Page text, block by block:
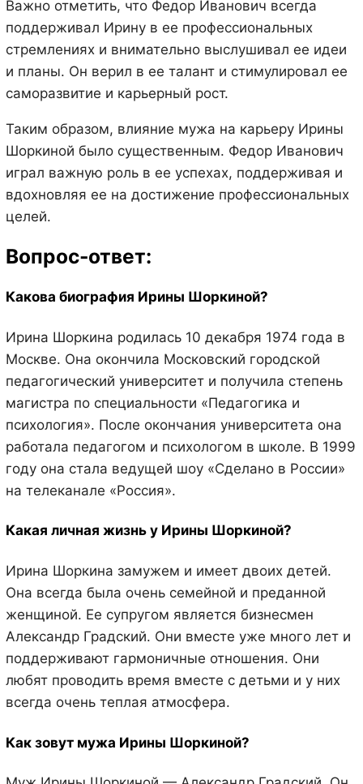
Важно отметить, что Федор Иванович всегда
поддерживал Ирину в ее профессиональных
стремлениях и внимательно выслушивал ее идеи
и планы. Он верил в ее талант и стимулировал ее
саморазвитие и карьерный рост.
Таким образом, влияние мужа на карьеру Ирины
Шоркиной было существенным. Федор Иванович
играл важную роль в ее успехах, поддерживая и
вдохновляя ее на достижение профессиональных
целей.
Вопрос-ответ:
Какова биография Ирины Шоркиной?
Ирина Шоркина родилась 10 декабря 1974 года в
Москве. Она окончила Московский городской
педагогический университет и получила степень
магистра по специальности «Педагогика и
психология». После окончания университета она
работала педагогом и психологом в школе. В 1999
году она стала ведущей шоу «Сделано в России»
на телеканале «Россия».
Какая личная жизнь у Ирины Шоркиной?
Ирина Шоркина замужем и имеет двоих детей.
Она всегда была очень семейной и преданной
женщиной. Ее супругом является бизнесмен
Александр Градский. Они вместе уже много лет и
поддерживают гармоничные отношения. Они
любят проводить время вместе с детьми и у них
всегда очень теплая атмосфера.
Как зовут мужа Ирины Шоркиной?